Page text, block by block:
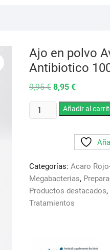
Ajo en polvo
Antibiotico
9,95€ El
precio
original
era:
9,95 €.
8,95 €El
actual
es:
8,95 €.
Ajo
en
gr.
Antibiotico
100
%
Añadir al
Categorías: Acaro
Megabacterias,
Productos destacados,
Tratamientos